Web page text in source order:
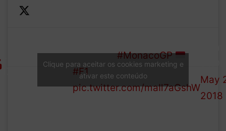
ultrasofts,
followed
by
two spots#MonacoGP
#F1
pic.twitter.com/maIl7aGshW
May
2018
Clique para aceitar os cookies marketing e
ativar este conteúdo